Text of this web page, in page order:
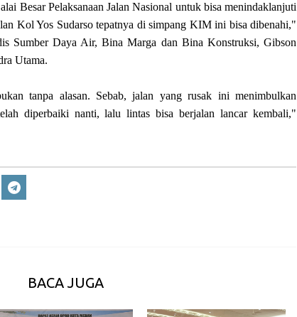
Besar Pelaksanaan Jalan Nasional untuk bisa menindaklanjuti
Kol Yos Sudarso tepatnya di simpang KIM ini bisa dibenahi,"
Sumber Daya Air, Bina Marga dan Bina Konstruksi, Gibson
Utama.
tanpa alasan. Sebab, jalan yang rusak ini menimbulkan
diperbaiki nanti, lalu lintas bisa berjalan lancar kembali,"
BACA JUGA